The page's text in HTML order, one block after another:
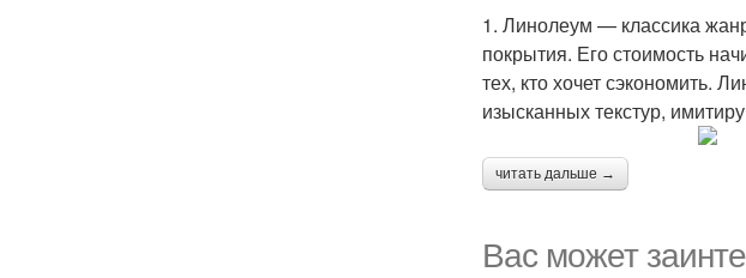
1. Линолеум — классика
покрытия. Его стоимость
тех, кто хочет сэкономить.
изысканных текстур,
читать дальше →
Вас может